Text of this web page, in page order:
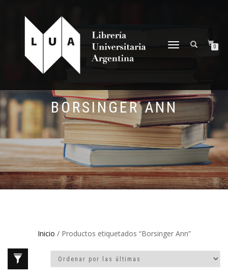
NAVEGACIÓN
0
BORSINGER ANN
Inicio / Productos etiquetados “Borsinger Ann”